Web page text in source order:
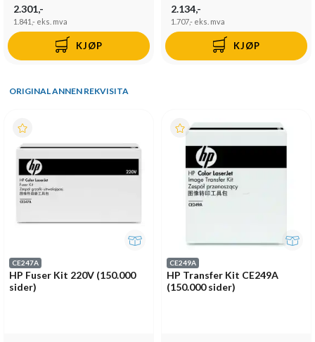
2.301,-
1.841,- eks. mva
KJØP
2.134,-
1.707,- eks. mva
KJØP
ORIGINAL ANNEN REKVISITA
CE247A
HP Fuser Kit 220V (150.000
sider)
CE249A
HP Transfer Kit CE249A
(150.000 sider)